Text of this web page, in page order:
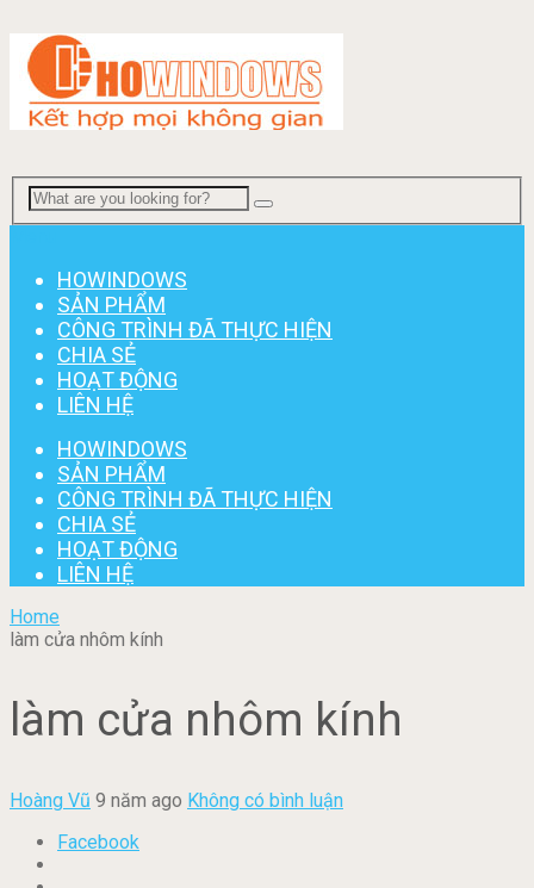
HOWINDOWS
SẢN PHẨM
CÔNG TRÌNH ĐÃ THỰC HIỆN
CHIA SẺ
HOẠT ĐỘNG
LIÊN HỆ
HOWINDOWS
SẢN PHẨM
CÔNG TRÌNH ĐÃ THỰC HIỆN
CHIA SẺ
HOẠT ĐỘNG
LIÊN HỆ
Home
làm cửa nhôm kính
làm cửa nhôm kính
Hoàng Vũ 9 năm ago Không có bình luận
Facebook